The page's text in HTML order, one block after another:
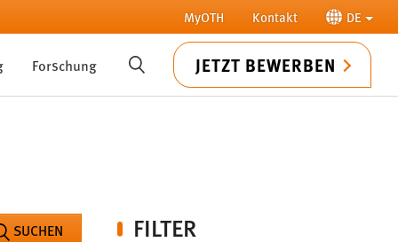
MyOTH Kontakt DE
Forschung SUCHE JETZT BEWERBEN
FILTER
SUCHEN